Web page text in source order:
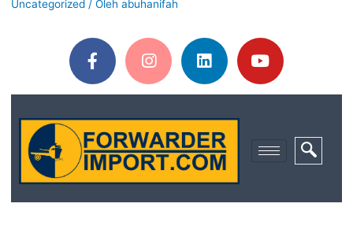
Uncategorized/ Oleh abuhanifah